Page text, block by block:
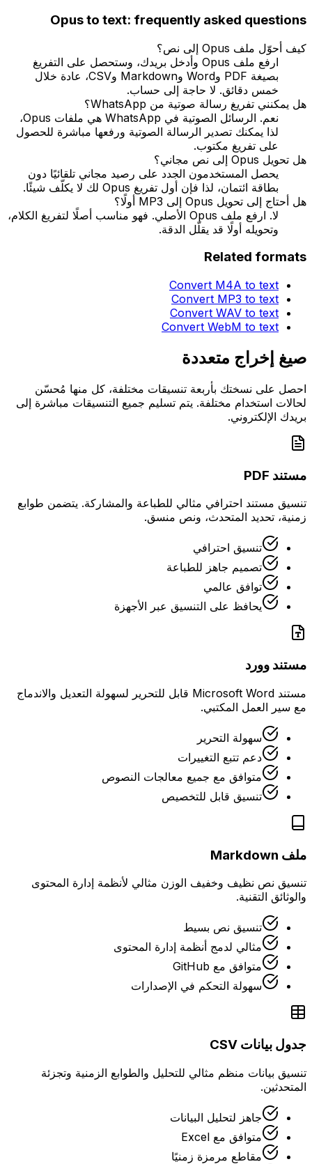
Opusto text: frequently asked questions
كيف أحوّل ملف Opus إلى نص؟
ارفع ملف Opus وأدخل بريدك، وستحصل على التفريغ
بصيغة PDF وWord وMarkdown وCSV، عادة خلال
خمس دقائق. لا حاجة إلى حساب.
هل يمكنني تفريغ رسالة صوتية من WhatsApp؟
نعم. الرسائل الصوتية في WhatsApp هي ملفات Opus،
لذا يمكنك تصدير الرسالة الصوتية ورفعها مباشرة للحصول
على تفريغ مكتوب.
هل تحويل Opus إلى نص مجاني؟
يحصل المستخدمون الجدد على رصيد مجاني تلقائيًا دون
بطاقة ائتمان، لذا فإن أول تفريغ Opus لك لا يكلّف شيئًا.
هل أحتاج إلى تحويل Opus إلى MP3 أولًا؟
لا. ارفع ملف Opus الأصلي. فهو مناسب أصلًا لتفريغ الكلام،
وتحويله أولًا قد يقلّل الدقة.
Related formats
Convert M4A to text
Convert MP3 to text
Convert WAV to text
Convert WebM to text
صيغ إخراج متعددة
احصل على نسختك بأربعة تنسيقات مختلفة، كل منها مُحسّن
لحالات استخدام مختلفة. يتم تسليم جميع التنسيقات مباشرة إلى
بريدك الإلكتروني.
مستند PDF
تنسيق مستند احترافي مثالي للطباعة والمشاركة. يتضمن طوابع
زمنية، تحديد المتحدث، ونص منسق.
تنسيق احترافي
تصميم جاهز للطباعة
توافق عالمي
يحافظ على التنسيق عبر الأجهزة
مستند وورد
مستند Microsoft Word قابل للتحرير لسهولة التعديل والاندماج
مع سير العمل المكتبي.
سهولة التحرير
دعم تتبع التغييرات
متوافق مع جميع معالجات النصوص
تنسيق قابل للتخصيص
ملف Markdown
تنسيق نص نظيف وخفيف الوزن مثالي لأنظمة إدارة المحتوى
والوثائق التقنية.
تنسيق نص بسيط
مثالي لدمج أنظمة إدارة المحتوى
متوافق مع GitHub
سهولة التحكم في الإصدارات
جدول بيانات CSV
تنسيق بيانات منظم مثالي للتحليل والطوابع الزمنية وتجزئة
المتحدثين.
جاهز لتحليل البيانات
متوافق مع Excel
مقاطع مرمزة زمنيًا